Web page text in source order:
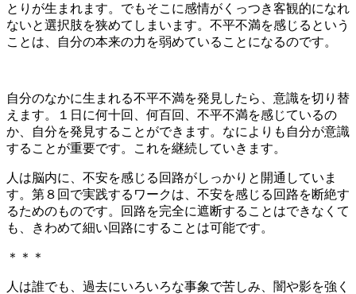
とりが生まれます。でもそこに感情がくっつき客観的になれ
ないと選択肢を狭めてしまいます。不平不満を感じるという
ことは、自分の本来の力を弱めていることになるのです。
自分のなかに生まれる不平不満を発見したら、意識を切り替
えます。１日に何十回、何百回、不平不満を感じているの
か、自分を発見することができます。なによりも自分が意識
することが重要です。これを継続していきます。
人は脳内に、不安を感じる回路がしっかりと開通していま
す。第８回で実践するワークは、不安を感じる回路を断絶す
るためのものです。回路を完全に遮断することはできなくて
も、きわめて細い回路にすることは可能です。
＊＊＊
人は誰でも、過去にいろいろな事象で苦しみ、闇や影を強く